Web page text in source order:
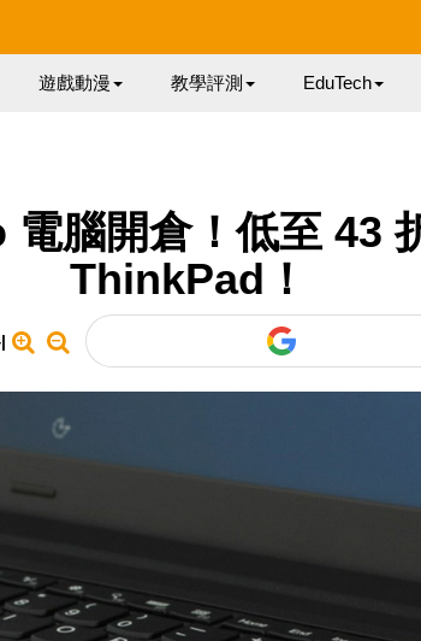
遊戲動漫 教學評測 EduTech
腦開倉！低至 43
ThinkPad！
|